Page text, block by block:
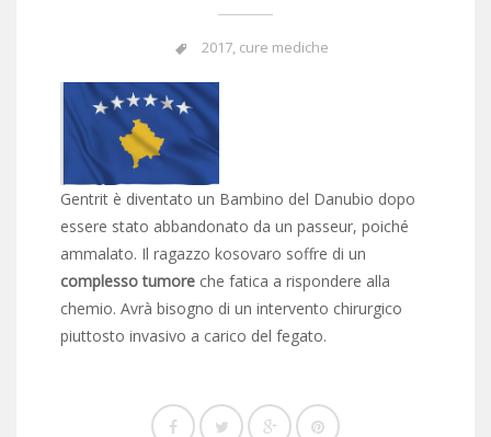
2017, cure mediche
Gentrit è diventato un Bambino del Danubio dopo
essere stato abbandonato da un passeur, poiché
ammalato. Il ragazzo kosovaro soffre di un
complesso tumore che fatica a rispondere alla
chemio. Avrà bisogno di un intervento chirurgico
piuttosto invasivo a carico del fegato.